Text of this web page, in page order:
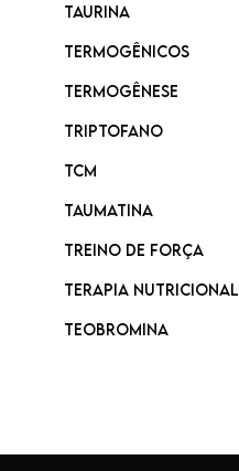
Taurina
Termogênicos
Termogênese
Triptofano
TCM
Taumatina
Treino de Força
Terapia Nutricional
Teobromina